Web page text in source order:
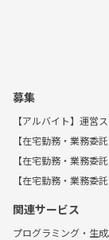
募集
【アルバイト】運営
【在宅勤務・業務委
【在宅勤務・業務委
【在宅勤務・業務委
関連サービス
プログラミング・生